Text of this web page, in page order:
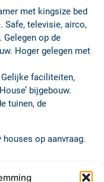
met kingsize bed
Safe, televisie, airco,
op de
Hoger gelegen met
Gelijke faciliteiten,
bijgebouw.
tuinen, de
op aanvraag.